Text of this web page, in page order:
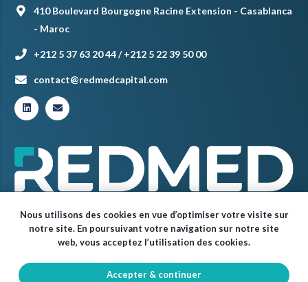
410 Boulevard Bourgogne Racine Extension - Casablanca
- Maroc
+212 5 37 63 20 44 / +212 5 22 39 50 00
contact@redmedcapital.com
© Red Med 2024 – Tous droits réservés.
Nous utilisons des cookies en vue d’optimiser votre visite sur
notre site. En poursuivant votre navigation sur notre site
web, vous acceptez l’utilisation des cookies.
Accepter & continuer